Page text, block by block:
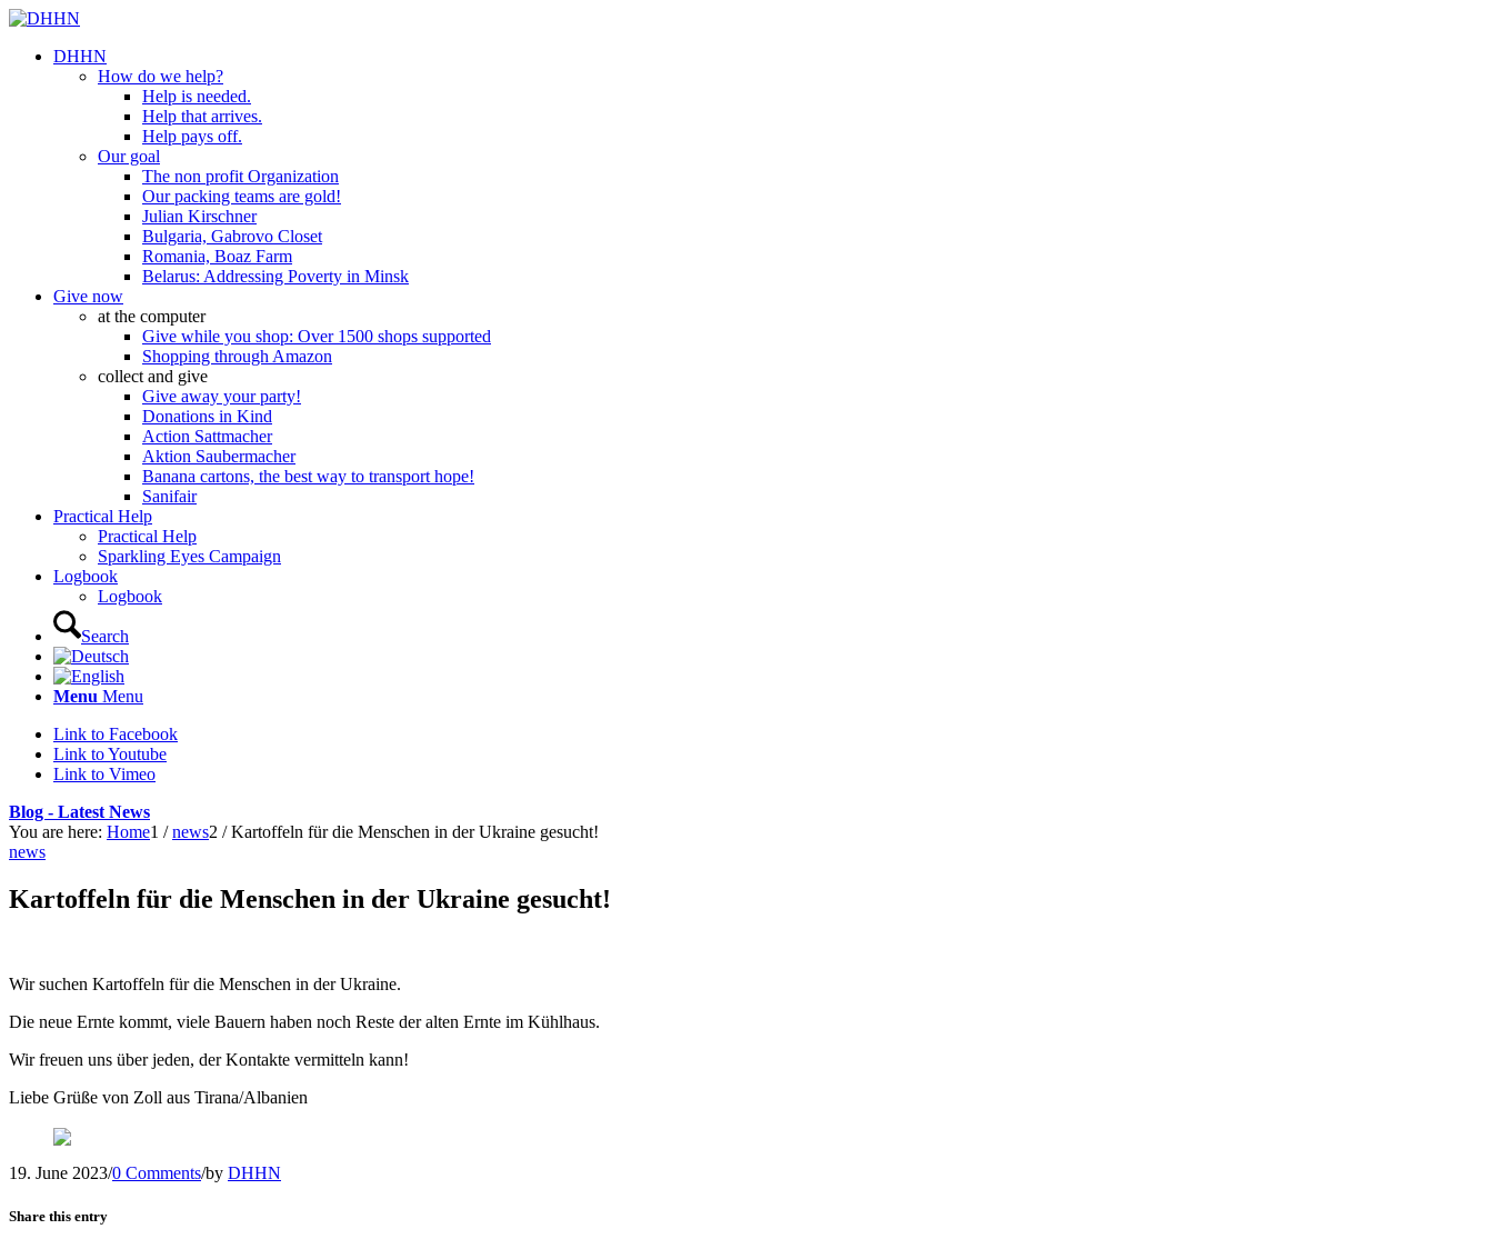
DHHN
How do we help?
Help is needed.
Help that arrives.
Help pays off.
Our goal
The non profit Organization
Our packing teams are gold!
Julian Kirschner
Bulgaria, Gabrovo Closet
Romania, Boaz Farm
Belarus: Addressing Poverty in Minsk
Give now
at the computer
Give while you shop: Over 1500 shops supported
Shopping through Amazon
collect and give
Give away your party!
Donations in Kind
Action Sattmacher
Aktion Saubermacher
Banana cartons, the best way to transport hope!
Sanifair
Practical Help
Practical Help
Sparkling Eyes Campaign
Logbook
Logbook
Search
Menu Menu
Link to Facebook
Link to Youtube
Link to Vimeo
Blog - Latest News
You are here: Home1 / news2 / Kartoffeln für die Menschen in der Ukraine gesucht!
news
Kartoffeln für die Menschen in der Ukraine gesucht!
Wir suchen Kartoffeln für die Menschen in der Ukraine.
Die neue Ernte kommt, viele Bauern haben noch Reste der alten Ernte im Kühlhaus.
Wir freuen uns über jeden, der Kontakte vermitteln kann!
Liebe Grüße von Zoll aus Tirana/Albanien
19. June 2023/0 Comments/by DHHN
Share this entry